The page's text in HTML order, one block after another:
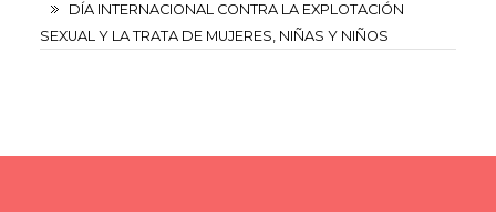
DÍA INTERNACIONAL CONTRA LA EXPLOTACIÓN
SEXUAL Y LA TRATA DE MUJERES, NIÑAS Y NIÑOS